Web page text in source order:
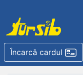
Încarcă cardul